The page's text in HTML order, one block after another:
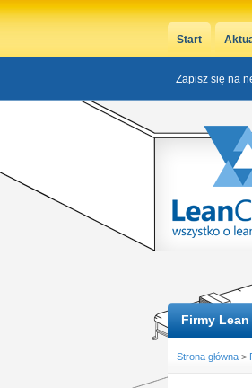
Start
Zapisz się na
Firmy Lean
Strona główna >